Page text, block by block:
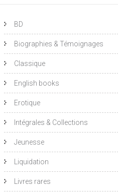
BD
Biographies & Témoignages
Classique
English books
Erotique
Intégrales & Collections
Jeunesse
Liquidation
Livres rares